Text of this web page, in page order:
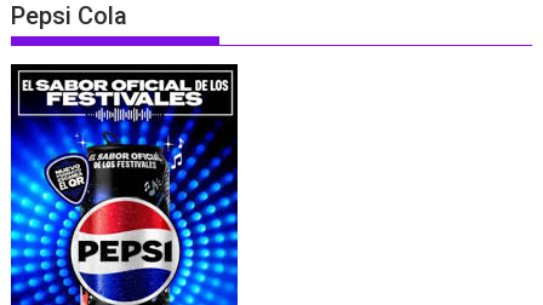
Pepsi Cola